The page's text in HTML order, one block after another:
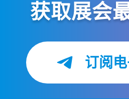
获取展会
订阅